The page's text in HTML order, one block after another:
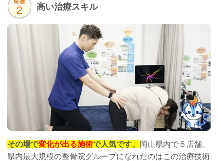
高い治療スキル
その場で変化が出る施術で人気です。
岡山県内で５店舗、
県内最大規模の整骨院グループになれたのはこの治療技術